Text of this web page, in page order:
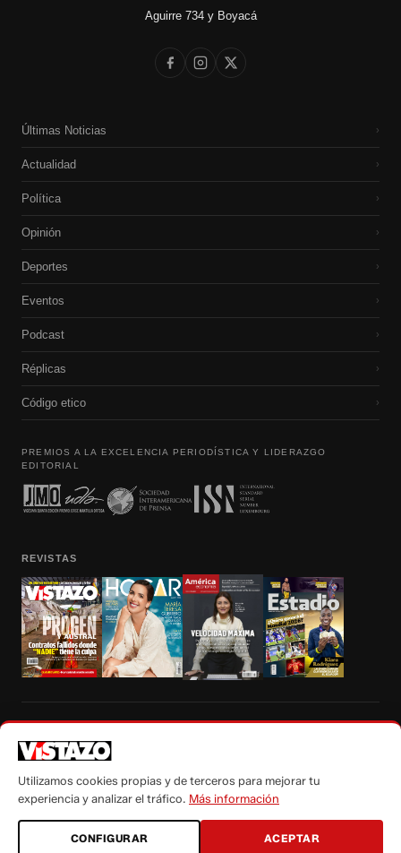
Aguirre 734 y Boyacá
Últimas Noticias ›
Actualidad ›
Política ›
Opinión ›
Deportes ›
Eventos ›
Podcast ›
Réplicas ›
Código etico ›
PREMIOS A LA EXCELENCIA PERIODÍSTICA Y LIDERAZGO
EDITORIAL
REVISTAS
autorización escrita de su titular, de todos los contenidos de Vistazo.com.
Utilizamos cookies propias y de terceros para mejorar tu
experiencia y analizar el tráfico. Más información
CONFIGURAR ACEPTAR